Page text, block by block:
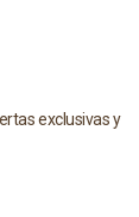
exclusivas y